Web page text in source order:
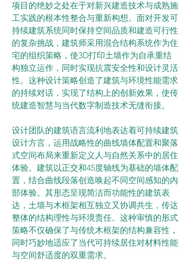
项目的绝妙之处在于对新兴建造技术与成熟施
工实践的根本性整合与重新构想。面对开发可
持续建筑系统同时保持空间品质和建造可行性
的复杂挑战，建筑师采用混合结构系统作为住
宅的组织策略，使3D打印土墙作为自承重结
构独立运作，同时实现抗震安全性和设计灵活
性。这种设计策略创造了建筑与环境性能需求
的持续对话，实现了结构上的创新效果，使传
统建造智慧与当代数字制造技术无缝衔接。
设计团队的建筑语言流利地表达着可持续建筑
设计方言，运用战略性的曲线墙体配置和聚落
式空间布局来重新定义人与自然关系中的居住
体验。建筑以正交和45度轴线为基础的墙体配
置，结合曲线段落创造唤起不同空间感知的内
部体验。其形态呈现简洁而功能性的建筑表
达，土墙与木框架相互独立又协调共生，传达
整体的结构理性与环境责任。这种审慎的形式
策略不仅确保了与传统木框架的结构兼容性，
同时巧妙地适应了当代可持续居住对材料性能
与空间舒适度的双重需求。